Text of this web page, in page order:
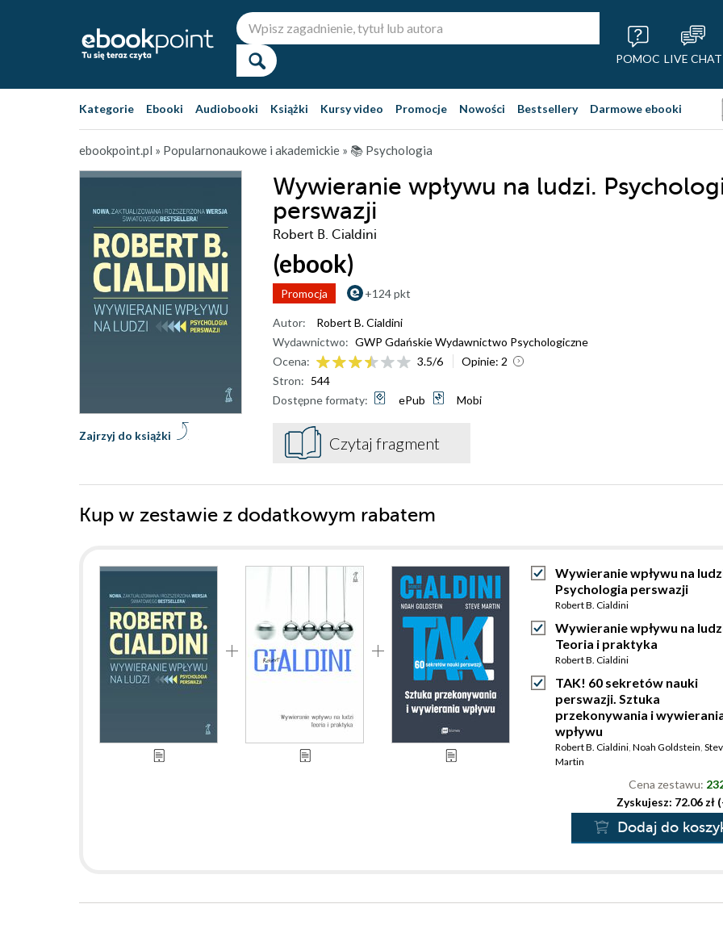
POMOC LIVE CHAT
Kategorie Ebooki Audiobooki Książki Kursy video Promocje Nowości Bestsellery Darmowe ebooki
ebookpoint.pl » Popularnonaukowe i akademickie » 📚 Psychologia
Wywieranie wpływu na ludzi.
perswazji
Robert B. Cialdini
(ebook)
Promocja +124 pkt
Zajrzyj do książki
Autor:
Robert B. Cialdini
Wydawnictwo: GWP Gdańskie Wydawnictwo Psychologiczne
Ocena:
3.5/6 Opinie: 2
Stron: 544
Dostępne formaty:
ePub Mobi
Czytaj fragment
Kup w zestawie z dodatkowym rabatem
Wywieranie wpływu na
Psychologia perswazji
Robert B. Cialdini
Wywieranie wpływu na
Teoria i praktyka
Robert B. Cialdini
TAK! 60 sekretów nauki
perswazji. Sztuka
przekonywania i
wpływu
Robert B. Cialdini, Noah Goldstein,
Martin
Cena zestawu:
Zyskujesz: 72.06 zł
Dodaj do